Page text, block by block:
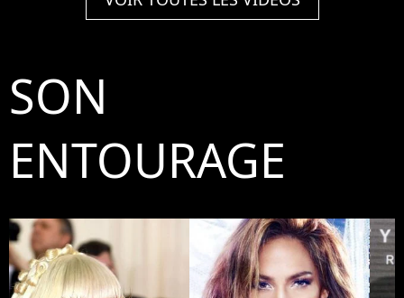
SON
ENTOURAGE